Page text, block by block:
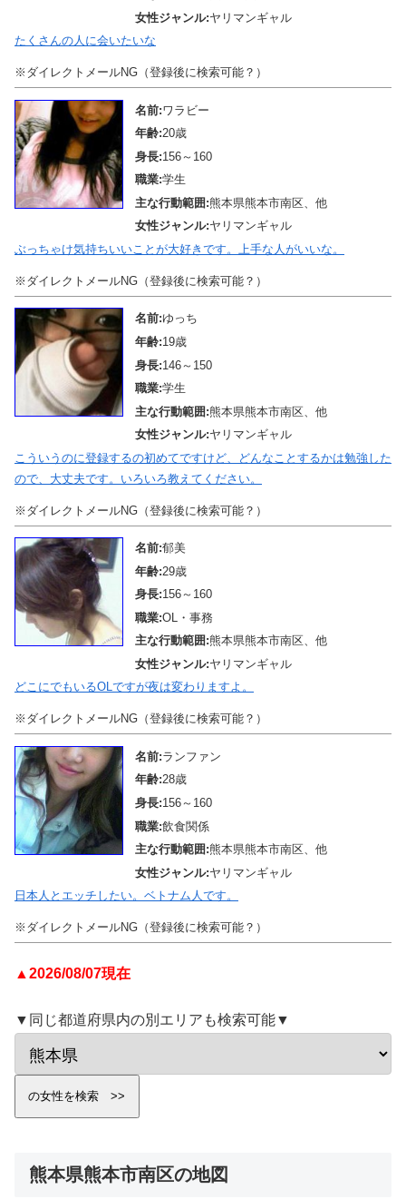
女性ジャンル:ヤリマンギャル
たくさんの人に会いたいな
※ダイレクトメールNG（登録後に検索可能？）
名前:ワラビー
年齢:20歳
身長:156～160
職業:学生
主な行動範囲:熊本県熊本市南区、他
女性ジャンル:ヤリマンギャル
ぶっちゃけ気持ちいいことが大好きです。上手な人がいいな。
※ダイレクトメールNG（登録後に検索可能？）
名前:ゆっち
年齢:19歳
身長:146～150
職業:学生
主な行動範囲:熊本県熊本市南区、他
女性ジャンル:ヤリマンギャル
こういうのに登録するの初めてですけど、どんなことするかは勉強した
ので、大丈夫です。いろいろ教えてください。
※ダイレクトメールNG（登録後に検索可能？）
名前:郁美
年齢:29歳
身長:156～160
職業:OL・事務
主な行動範囲:熊本県熊本市南区、他
女性ジャンル:ヤリマンギャル
どこにでもいるOLですが夜は変わりますよ。
※ダイレクトメールNG（登録後に検索可能？）
名前:ランファン
年齢:28歳
身長:156～160
職業:飲食関係
主な行動範囲:熊本県熊本市南区、他
女性ジャンル:ヤリマンギャル
日本人とエッチしたい。ベトナム人です。
※ダイレクトメールNG（登録後に検索可能？）
▲2026/08/07現在
▼同じ都道府県内の別エリアも検索可能▼
熊本県熊本市南区の地図